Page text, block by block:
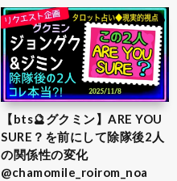
【bts🔮グクミン】ARE YOU
SURE？を前にして除隊後2人
の関係性の変化
@chamomile_roirom_noa